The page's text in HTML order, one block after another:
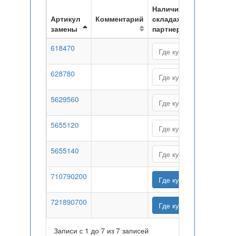
Артикул
замены
Комментарий
Наличие на
складах
партнеров
618470
Где купить
628780 Где купить
5629560 Где купить
5655120 Где купить
5655140 Где купить
710790200 Где купить
721890700 Где купить
Записи с 1 до 7 из 7 записей